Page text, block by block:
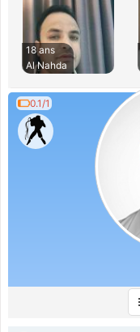
18 ans
Al Nahda
0.1/1